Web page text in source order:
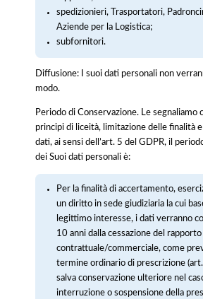
spedizionieri, Trasportatori,
Aziende per la Logistica;
subfornitori.
Diffusione: I suoi dati personali non
modo.
Periodo di Conservazione. Le segnaliamo
principi di liceità, limitazione delle finalità
dati, ai sensi dell’art. 5 del GDPR, il
dei Suoi dati personali è:
Per la finalità di accertamento,
un diritto in sede giudiziaria la cui
legittimo interesse, i dati verranno
10 anni dalla cessazione del rapporto
contrattuale/commerciale, come
termine ordinario di prescrizione
salva conservazione ulteriore nel
interruzione o sospensione della